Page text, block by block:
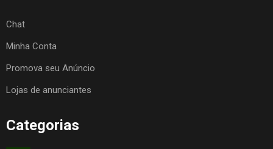
Chat
Minha Conta
Promova seu Anúncio
Lojas de anunciantes
Categorias